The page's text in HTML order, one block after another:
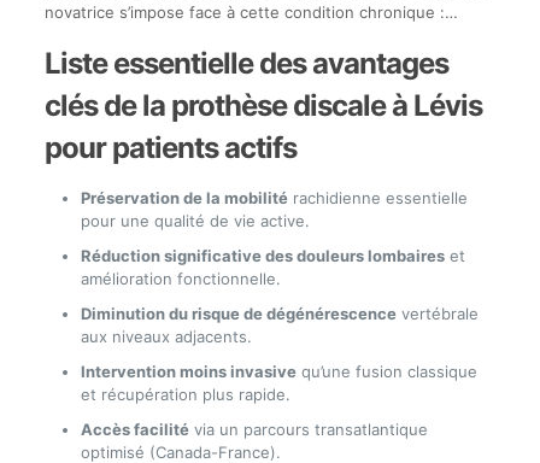
novatrice s’impose face à cette condition chronique :…
Liste essentielle des avantages
clés de la prothèse discale à Lévis
pour patients actifs
Préservation de la mobilitérachidienne essentielle
pour une qualité de vie active.
Réduction significative des douleurs lombaireset
amélioration fonctionnelle.
Diminution du risque de dégénérescencevertébrale
aux niveaux adjacents.
Intervention moins invasivequ’une fusion classique
et récupération plus rapide.
Accès facilitévia un parcours transatlantique
optimisé (Canada-France).